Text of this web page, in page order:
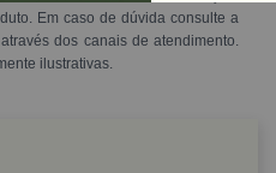
Em caso de dúvida consulte a
dos canais de atendimento.
ilustrativas.